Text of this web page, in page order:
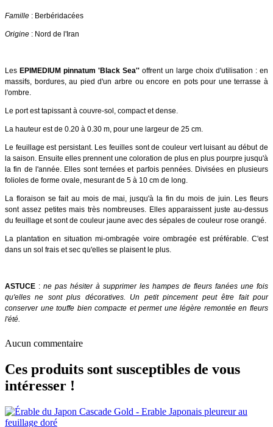
Famille : Berbéridacées
Origine : Nord de l'Iran
Les EPIMEDIUM pinnatum 'Black Sea'' offrent un large choix d'utilisation : en
massifs, bordures, au pied d'un arbre ou encore en pots pour une terrasse à
l'ombre.
Le port est tapissant à couvre-sol, compact et dense.
La hauteur est de 0.20 à 0.30 m, pour une largeur de 25 cm.
Le feuillage est persistant. Les feuilles sont de couleur vert luisant au début de
la saison. Ensuite elles prennent une coloration de plus en plus pourpre jusqu'à
la fin de l'année. Elles sont ternées et parfois pennées. Divisées en plusieurs
folioles de forme ovale, mesurant de 5 à 10 cm de long.
La floraison se fait au mois de mai, jusqu'à la fin du mois de juin. Les fleurs
sont assez petites mais très nombreuses. Elles apparaissent juste au-dessus
du feuillage et sont de couleur jaune avec des sépales de couleur rose orangé.
La plantation en situation mi-ombragée voire ombragée est préférable. C'est
dans un sol frais et sec qu'elles se plaisent le plus.
ASTUCE : ne pas hésiter à supprimer les hampes de fleurs fanées une fois
qu'elles ne sont plus décoratives. Un petit pincement peut être fait pour
conserver une touffe bien compacte et permet une légère remontée en fleurs
l'été.
Aucun commentaire
Ces produits sont susceptibles de vous
intéresser !